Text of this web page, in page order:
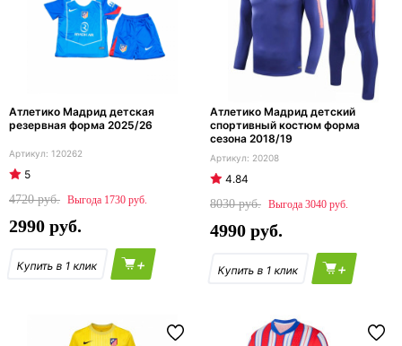
Атлетико Мадрид детская
резервная форма 2025/26
120262
5
4720
1730
2990
+
Атлетико Мадрид детский
спортивный костюм форма
сезона 2018/19
20208
4.84
8030
3040
4990
+